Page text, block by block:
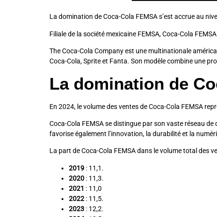
La domination de Coca-Cola FEMSA s’est accrue au
Filiale de la société mexicaine FEMSA, Coca-Cola
The Coca-Cola Company est une multinationale
Coca-Cola, Sprite et Fanta. Son modèle combine une
La domination de
En 2024, le volume des ventes de Coca-Cola FEMSA
Coca-Cola FEMSA se distingue par son vaste réseau
favorise également l’innovation, la durabilité et la
La part de Coca-Cola FEMSA dans le volume total des
2019 : 11,1.
2020 : 11,3.
2021 : 11,0
2022 : 11,5.
2023 : 12,2.